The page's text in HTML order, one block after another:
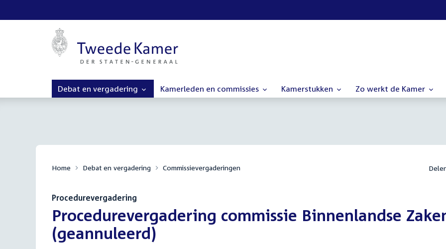
Debat en vergadering Kamerleden en commissies Kamerstukken Zo werkt de Kamer
Home Debat en vergadering Commissievergaderingen
Procedurevergadering
:Procedurevergadering commissie Binnenlandse
(geannuleerd)